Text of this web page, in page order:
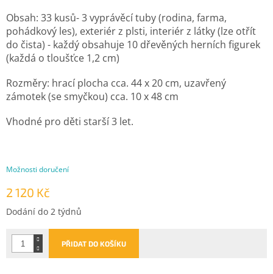
2 120 Kč
Měrná
Dodání do 2 týdnů
Možnosti doručení
PŘIDAT DO KOŠÍKU
Obsah: 33 kusů- 3 vyprávěcí tuby (rodina, farma,
pohádkový les), exteriér z plsti, interiér z látky (lze otřít
do čista) - každý obsahuje 10 dřevěných herních figurek
(každá o tloušťce 1,2 cm)
Rozměry: hrací plocha cca. 44 x 20 cm, uzavřený
zámotek (se smyčkou) cca. 10 x 48 cm
Vhodné pro děti starší 3 let.